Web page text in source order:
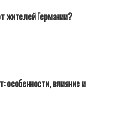
жителей Германии?
особенности, влияние и